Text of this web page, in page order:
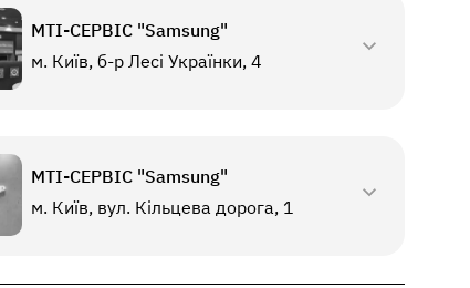
МТI-СЕРВІС "Samsung"
м. Київ, б-р Лесі Українки, 4
МТI-СЕРВІС "Samsung"
м. Київ, вул. Кільцева дорога, 1